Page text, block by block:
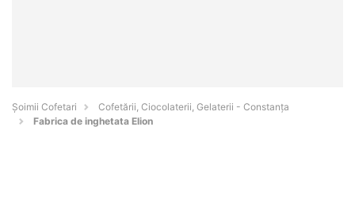
Șoimii Cofetari
Cofetării, Ciocolaterii, Gelaterii - Constanţa
Fabrica de inghetata Elion